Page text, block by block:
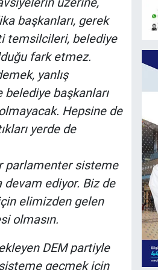
başkanları, gerek
temsilcileri, belediye
fark etmez.
yanlış
başkanları
Hepsine de
yerde de
parlamenter sisteme
ediyor. Biz de
elimizden gelen
olmasın.
DEM partiyle
geçmek için